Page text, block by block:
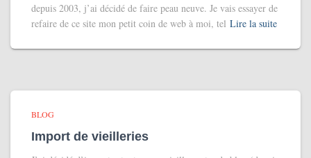
depuis 2003, j’ai décidé de faire peau neuve. Je vais essayer de
refaire de ce site mon petit coin de web à moi, tel Lire la suite
BLOG
Import de vieilleries